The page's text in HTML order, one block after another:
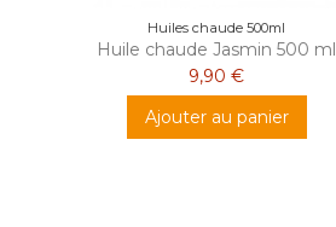
Huiles chaude 500ml
Huile chaude Jasmin 500 ml
9,90 €
Ajouter au panier